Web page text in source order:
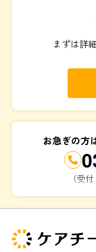
まずは詳
お急ぎの方
（受